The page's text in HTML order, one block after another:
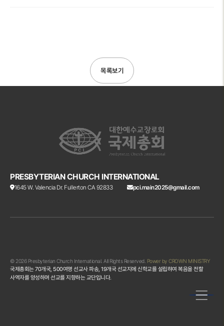
목록보기
PRESBYTERIAN CHURCH INTERNATIONAL
1645 W. Valencia Dr. Fullerton CA 92833 pci.main2025@gmail.com
© 2026 Presbyterian Church International. All Rights Reserved. Power by CROWN MINISTRY
국제총회는 70개국, 500여명 선교사 파송, 19개국 선교지에 신학교를 설립햐여 복음을 전할
사역자를 양성하며 선교를 지향하는 교단입니다.